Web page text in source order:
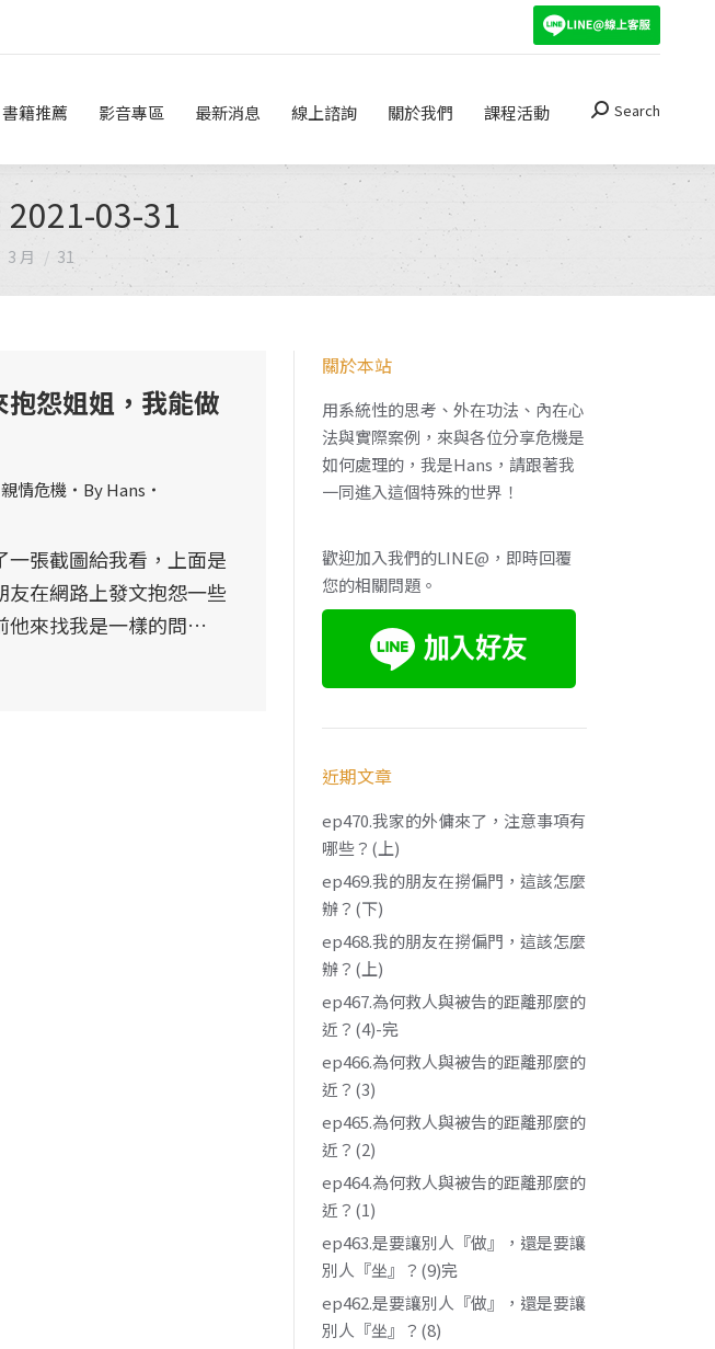
書籍推薦 影音專區 最新消息 線上諮詢 關於我們 課程活動 Search:
Search
2021-03-31
3 月 31
怨姐姐，我能做
親情危機 ByHans
一張截圖給我看，上面是
友在網路上發文抱怨一些
他來找我是一樣的問…
關於本站
用系統性的思考、外在功法、內在心
法與實際案例，來與各位分享危機是
如何處理的，我是Hans，請跟著我
一同進入這個特殊的世界！
歡迎加入我們的LINE@，即時回覆
您的相關問題。
近期文章
ep470.我家的外傭來了，注意事項有
哪些？(上)
ep469.我的朋友在撈偏門，這該怎麼
辦？(下)
ep468.我的朋友在撈偏門，這該怎麼
辦？(上)
ep467.為何救人與被告的距離那麼的
近？(4)-完
ep466.為何救人與被告的距離那麼的
近？(3)
ep465.為何救人與被告的距離那麼的
近？(2)
ep464.為何救人與被告的距離那麼的
近？(1)
ep463.是要讓別人『做』，還是要讓
別人『坐』？(9)完
ep462.是要讓別人『做』，還是要讓
別人『坐』？(8)